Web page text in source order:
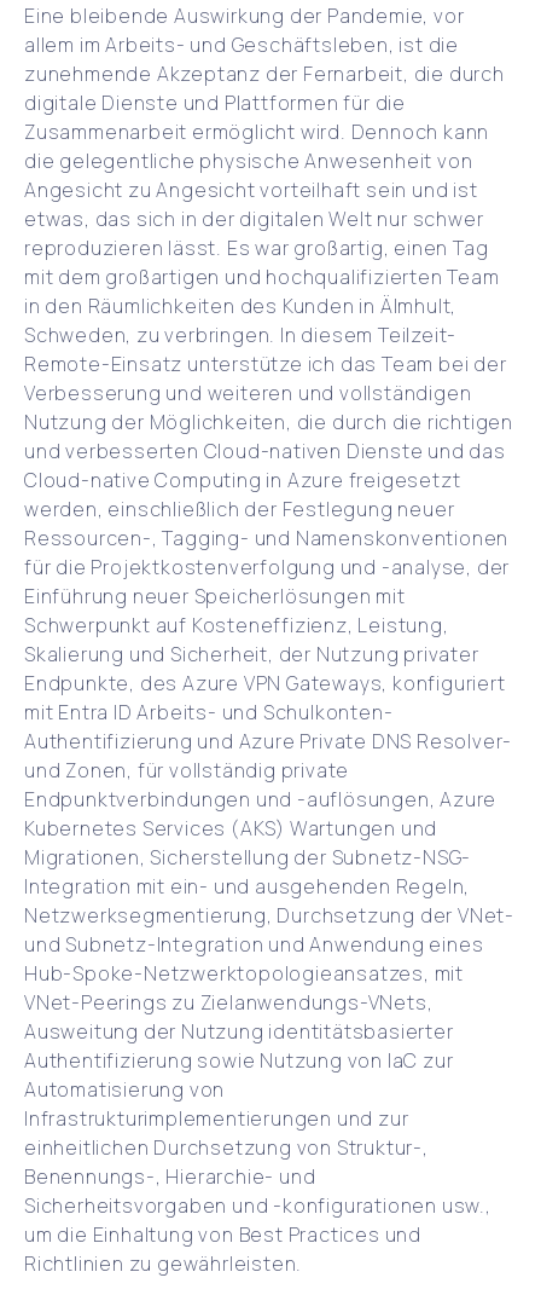
Eine bleibende Auswirkung der Pandemie, vor
allem im Arbeits- und Geschäftsleben, ist die
zunehmende Akzeptanz der Fernarbeit, die durch
digitale Dienste und Plattformen für die
Zusammenarbeit ermöglicht wird. Dennoch kann
die gelegentliche physische Anwesenheit von
Angesicht zu Angesicht vorteilhaft sein und ist
etwas, das sich in der digitalen Welt nur schwer
reproduzieren lässt. Es war großartig, einen Tag
mit dem großartigen und hochqualifizierten Team
in den Räumlichkeiten des Kunden in Älmhult,
Schweden, zu verbringen. In diesem Teilzeit-
Remote-Einsatz unterstütze ich das Team bei der
Verbesserung und weiteren und vollständigen
Nutzung der Möglichkeiten, die durch die richtigen
und verbesserten Cloud-nativen Dienste und das
Cloud-native Computing in Azure freigesetzt
werden, einschließlich der Festlegung neuer
Ressourcen-, Tagging- und Namenskonventionen
für die Projektkostenverfolgung und -analyse, der
Einführung neuer Speicherlösungen mit
Schwerpunkt auf Kosteneffizienz, Leistung,
Skalierung und Sicherheit, der Nutzung privater
Endpunkte, des Azure VPN Gateways, konfiguriert
mit Entra ID Arbeits- und Schulkonten-
Authentifizierung und Azure Private DNS Resolver-
und Zonen, für vollständig private
Endpunktverbindungen und -auflösungen, Azure
Kubernetes Services (AKS) Wartungen und
Migrationen, Sicherstellung der Subnetz-NSG-
Integration mit ein- und ausgehenden Regeln,
Netzwerksegmentierung, Durchsetzung der VNet-
und Subnetz-Integration und Anwendung eines
Hub-Spoke-Netzwerktopologieansatzes, mit
VNet-Peerings zu Zielanwendungs-VNets,
Ausweitung der Nutzung identitätsbasierter
Authentifizierung sowie Nutzung von IaC zur
Automatisierung von
Infrastrukturimplementierungen und zur
einheitlichen Durchsetzung von Struktur-,
Benennungs-, Hierarchie- und
Sicherheitsvorgaben und -konfigurationen usw.,
um die Einhaltung von Best Practices und
Richtlinien zu gewährleisten.